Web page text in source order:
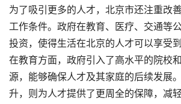
为了吸引更多的人才，北京市还注重改
工作条件。政府在教育、医疗、交通等
投资，使得生活在北京的人才可以享受
在教育方面，政府引入了高水平的院校
源，能够确保人才及其家庭的后续发展
升，则为人才提供了更周全的保障，减